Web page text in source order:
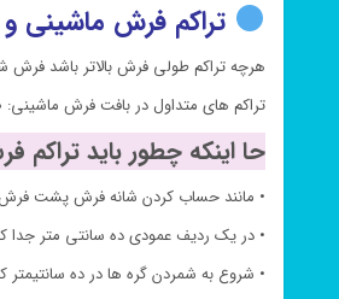
تراکم فرش ماشینی
هرچه تراکم طولی فرش بالاتر باشد فرش
تراکم های متداول در بافت فرش ماشینی: ۲۱۰۰ – ۲۲۵۰- ۲۴۰۰ – ۲۵۵۰- ۳۰۰۰
حا اینکه چطور باید تراکم فرش ۲۱۰۰ را تشخیص
• مانند حساب کردن شانه فرش پشت فرش
• در یک ردیف عمودی ده سانتی متر جدا
• شروع به شمردن گره ها در ده سانتیمتر